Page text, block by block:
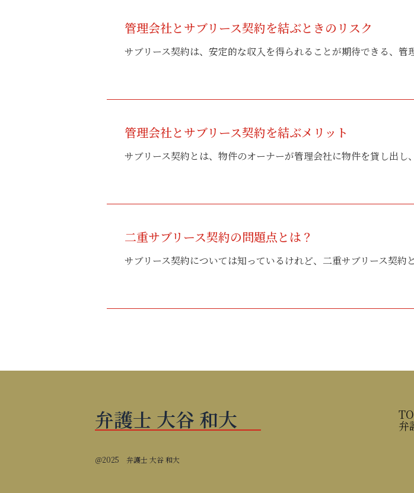
管理会社とサブリース契約を結ぶときのリスク
サブリース契約は、安定的な収入を得られることが期待できる、
管理会社とサブリース契約を結ぶメリット
サブリース契約とは、物件のオーナーが管理会社に物件を貸し出
二重サブリース契約の問題点とは？
サブリース契約については知っているけれど、二重サブリース契約
弁護士 大谷 和大
＠2025 弁護士 大谷 和大
弁